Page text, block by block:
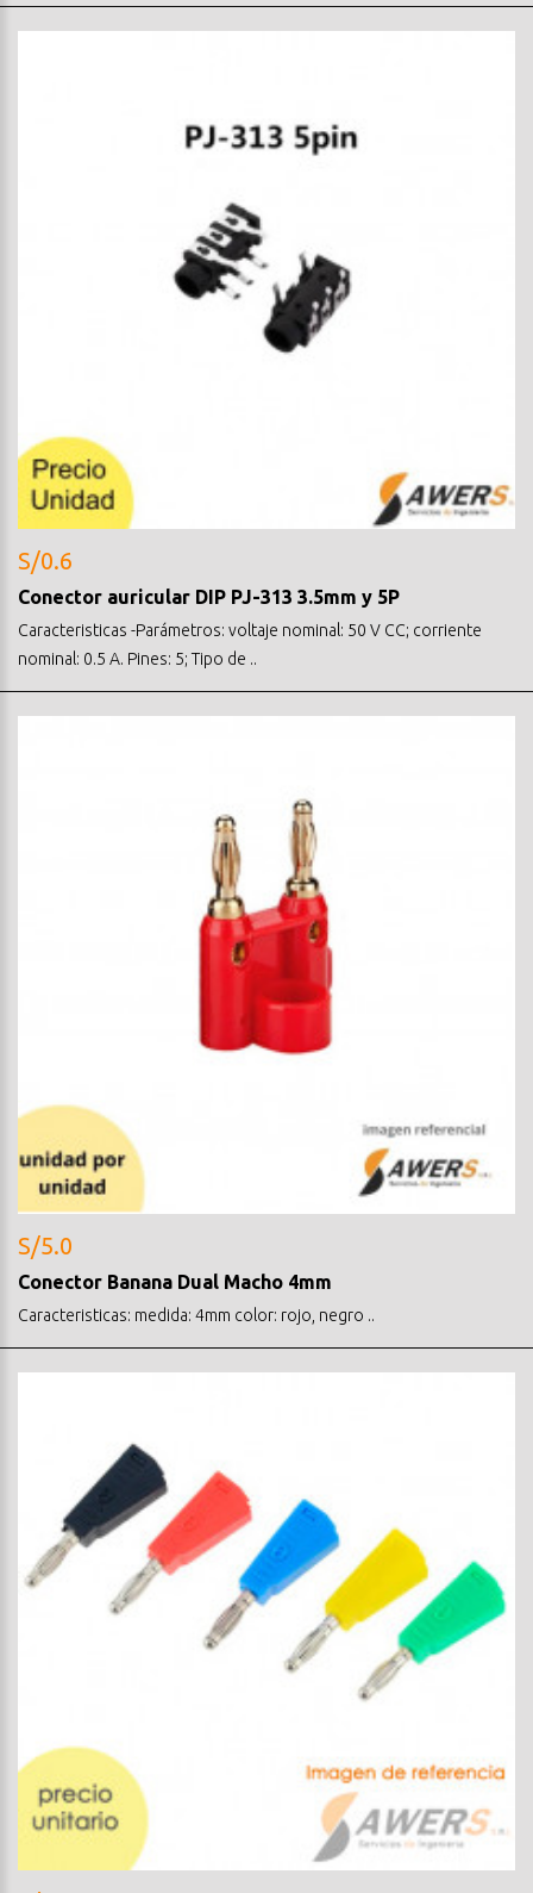
S/0.6
Conector auricular DIP PJ-313 3.5mm y 5P
Caracteristicas -Parámetros: voltaje nominal: 50 V CC; corriente
nominal: 0.5 A. Pines: 5; Tipo de ..
S/5.0
Conector Banana Dual Macho 4mm
Caracteristicas: medida: 4mm color: rojo, negro ..